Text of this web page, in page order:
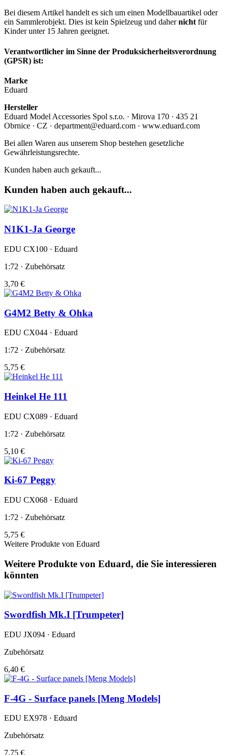
Bei diesem Artikel handelt es sich um einen Modellbauartikel oder
ein Sammlerobjekt. Dies ist kein Spielzeug und dahernicht für
Kinder unter 15 Jahren geeignet.
Verantwortlicher im Sinne der Produksicherheitsverordnung
(GPSR) ist:
Marke
Eduard
Hersteller
Eduard Model Accessories Spol s.r.o. · Mirova 170 · 435 21
Obrnice · CZ · department@eduard.com · www.eduard.com
Bei allen Waren aus unserem Shop bestehen gesetzliche
Gewährleistungsrechte.
Kunden haben auch gekauft...
Kunden haben auch gekauft...
N1K1-Ja George
EDU CX100 · Eduard
1:72 · Zubehörsatz
3,70 €
G4M2 Betty & Ohka
EDU CX044 · Eduard
1:72 · Zubehörsatz
5,75 €
Heinkel He 111
EDU CX089 · Eduard
1:72 · Zubehörsatz
5,10 €
Ki-67 Peggy
EDU CX068 · Eduard
1:72 · Zubehörsatz
5,75 €
Weitere Produkte von Eduard
Weitere Produkte von Eduard, die Sie interessieren
könnten
Swordfish Mk.I [Trumpeter]
EDU JX094 · Eduard
Zubehörsatz
6,40 €
F-4G - Surface panels [Meng Models]
EDU EX978 · Eduard
Zubehörsatz
7,75 €